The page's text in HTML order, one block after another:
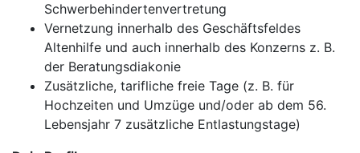
Schwerbehindertenvertretung
Vernetzung innerhalb des Geschäftsfeldes
Altenhilfe und auch innerhalb des Konzerns z. B.
der Beratungsdiakonie
Zusätzliche, tarifliche freie Tage (z. B. für
Hochzeiten und Umzüge und/oder ab dem 56.
Lebensjahr 7 zusätzliche Entlastungstage)